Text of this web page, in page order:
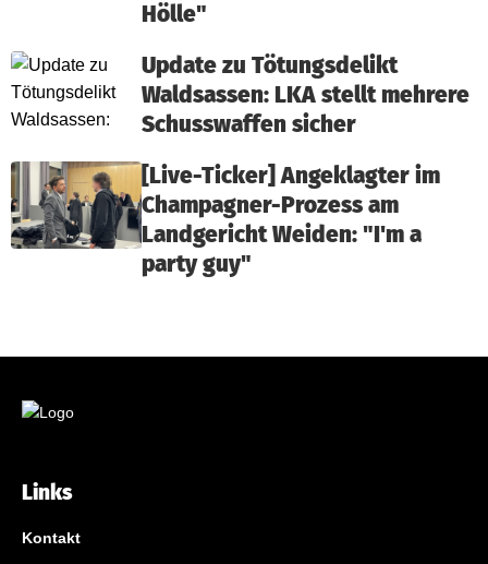
Hölle"
Update zu Tötungsdelikt
Waldsassen: LKA stellt mehrere
Schusswaffen sicher
[Live-Ticker] Angeklagter im
Champagner-Prozess am
Landgericht Weiden: "I'm a
party guy"
Links
Kontakt